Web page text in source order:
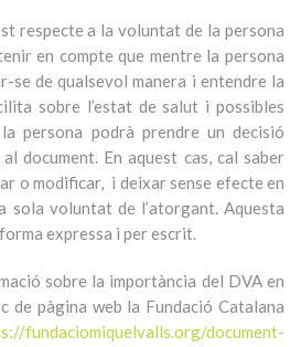
respecte a la voluntat de la persona
en compte que mentre la persona
se de qualsevol manera i entendre la
sobre l’estat de salut i possibles
persona podrà prendre un decisió
document. En aquest cas, cal saber
o modificar, i deixar sense efecte en
sola voluntat de l’atorgant. Aquesta
expressa i per escrit.
sobre la importància del DVA en
de pàgina web la Fundació Catalana
fundaciomiquelvalls.org/document-